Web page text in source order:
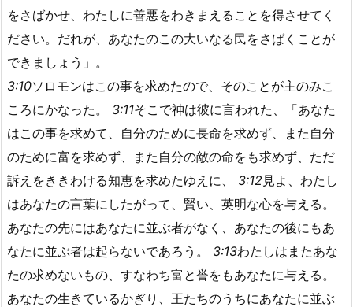
をさばかせ、わたしに善悪をわきまえることを得させてく
ださい。だれが、あなたのこの大いなる民をさばくことが
できましょう」。
3:10ソロモンはこの事を求めたので、そのことが主のみこ
ころにかなった。 3:11そこで神は彼に言われた、「あなた
はこの事を求めて、自分のために長命を求めず、また自分
のために富を求めず、また自分の敵の命をも求めず、ただ
訴えをききわける知恵を求めたゆえに、 3:12 見よ、わたし
はあなたの言葉にしたがって、賢い、英明な心を与える。
あなたの先にはあなたに並ぶ者がなく、あなたの後にもあ
なたに並ぶ者は起らないであろう。 3:13わたしはまたあな
たの求めないもの、すなわち富と誉をもあなたに与える。
あなたの生きているかぎり、王たちのうちにあなたに並ぶ